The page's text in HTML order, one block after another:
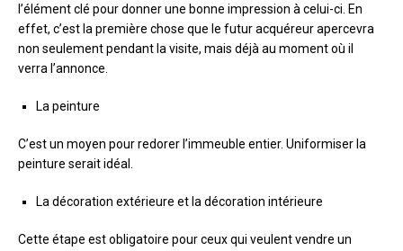
l’élément clé pour donner une bonne impression à celui-ci. En
effet, c’est la première chose que le futur acquéreur apercevra
non seulement pendant la visite, mais déjà au moment où il
verra l’annonce.
La peinture
C’est un moyen pour redorer l’immeuble entier. Uniformiser la
peinture serait idéal.
La décoration extérieure et la décoration intérieure
Cette étape est obligatoire pour ceux qui veulent vendre un